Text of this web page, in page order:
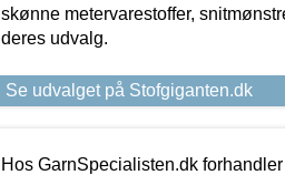
skønne metervarestoffer,
deres udvalg.
Se udvalget på Stofgiganten.dk
Hos GarnSpecialisten.dk